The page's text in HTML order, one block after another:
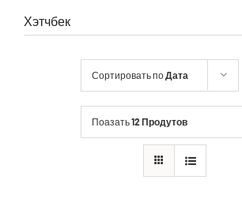
Хэтчбек
Сортировать по Дата
Поазать12 Продутов